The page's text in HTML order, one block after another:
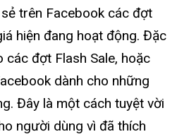
trên Facebook các đợt
hiện đang hoạt động. Đặc
các đợt Flash Sale, hoặc
dành cho những
Đây là một cách tuyệt vời
người dùng vì đã thích